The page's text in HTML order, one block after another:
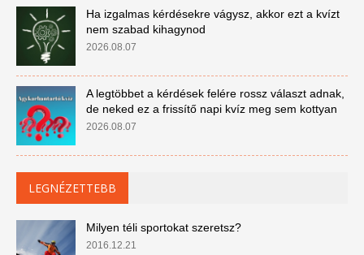
Ha izgalmas kérdésekre vágysz, akkor ezt a kvízt
nem szabad kihagynod
2026.08.07
A legtöbbet a kérdések felére rossz választ adnak,
de neked ez a frissítő napi kvíz meg sem kottyan
2026.08.07
LEGNÉZETTEBB
Milyen téli sportokat szeretsz?
2016.12.21